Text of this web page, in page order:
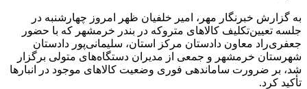
به گزارش خبرنگار مهر، امیر خلفیان ظهر امروز چهارشنبه در
جلسه تعیین‌تکلیف کالاهای متروکه در بندر خرمشهر که با حضور
جعفری‌راد معاون دادستان مرکز استان، سلیمانی‌پور دادستان
شهرستان خرمشهر و جمعی از مدیران دستگاه‌های متولی برگزار
شد، بر ضرورت ساماندهی فوری وضعیت کالاهای موجود در انبارها
تأکید کرد.